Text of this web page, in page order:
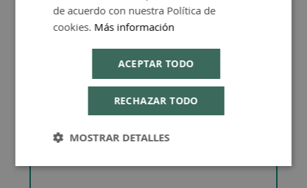
de acuerdo con nuestra Política de
cookies. Más información
ACEPTAR TODO
RECHAZAR TODO
MOSTRAR DETALLES